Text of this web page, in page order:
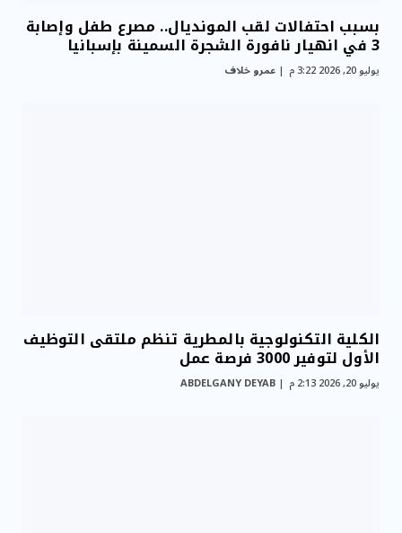
بسبب احتفالات لقب المونديال.. مصرع طفل وإصابة
3 في انهيار نافورة الشجرة السمينة بإسبانيا
يوليو 20, 2026 3:22 م عمرو خلاف
الكلية التكنولوجية بالمطرية تنظم ملتقى التوظيف
الأول لتوفير 3000 فرصة عمل
يوليو 20, 2026 2:13 م ABDELGANY DEYAB